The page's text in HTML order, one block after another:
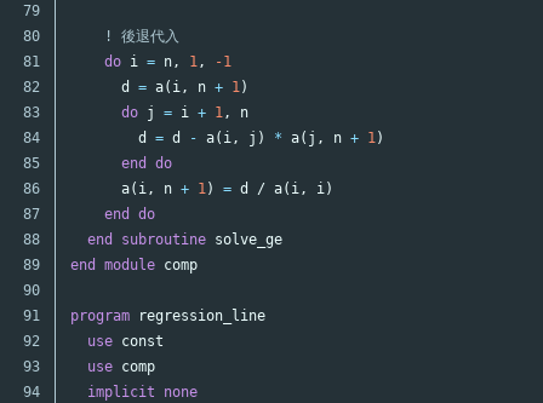
79
80
81
82
83
84
85
86
87
88
89
90
91
92
93
94
! 後退代入
do i = n, 1,
-1
d
= a( i, n + 1)
do j = i + 1,
n
d
= d - a( i, j ) * a( j , n + 1)
end
do
a( i, n + 1) = d / a( i, i)
end
do
end
subroutine solve_ge
end
module comp
program
regression_line
use const
use comp
implicit
none